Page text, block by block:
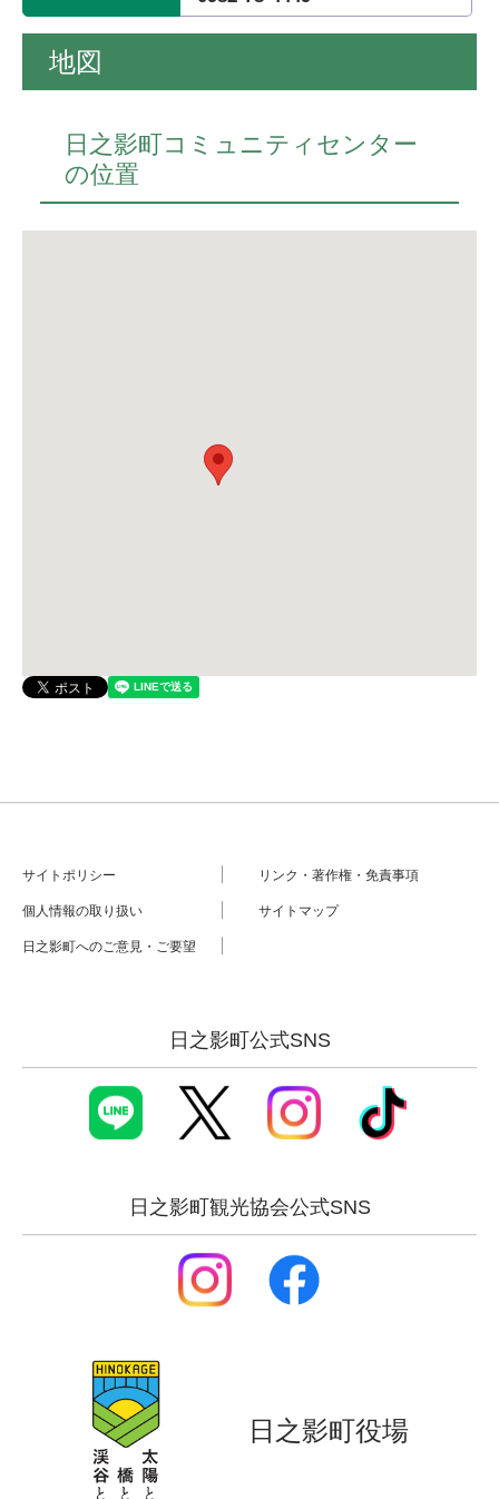
地図
日之影町コミュニティセンター
の位置
サイトポリシー リンク・著作権・免責事項
個人情報の取り扱い サイトマップ
日之影町へのご意見・ご要望
日之影町公式SNS
日之影町観光協会公式SNS
日之影町役場